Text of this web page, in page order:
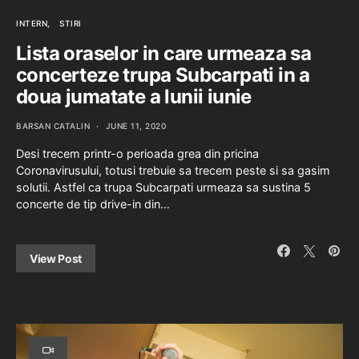
INTERN STIRI
Lista oraselor in care urmeaza sa
concerteze trupa Subcarpati in a
doua jumatate a lunii iunie
BARSAN CATALIN JUNE 11, 2020
Desi trecem printr-o perioada grea din pricina
Coronavirusului, totusi trebuie sa trecem peste si sa gasim
solutii. Astfel ca trupa Subcarpati urmeaza sa sustina 5
concerte de tip drive-in din…
View Post